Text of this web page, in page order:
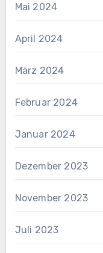
Mai 2024
April 2024
März 2024
Februar 2024
Januar 2024
Dezember 2023
November 2023
Juli 2023